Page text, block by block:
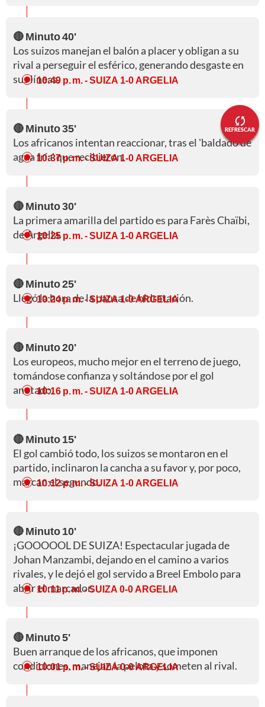
REFRESCAR
🔴 Minuto 40'
Los suizos manejan el balón a placer y obligan a su
rival a perseguir el esférico, generando desgaste en
sus líneas.10:49 p. m. - SUIZA 1-0 ARGELIA
🔴 Minuto 35'
Los africanos intentan reaccionar, tras el 'baldado de
agua fría' que recibieron.
10:37 p. m.- SUIZA 1-0 ARGELIA
🔴 Minuto 30'
La primera amarilla del partido es para Farès Chaïbi,
de Argelia.
10:25 p. m. - SUIZA 1-0 ARGELIA
🔴 Minuto 25'
Llegó la hora de la pausa de hidratación.
10:24 p. m.- SUIZA 1-0 ARGELIA
🔴 Minuto 20'
Los europeos, mucho mejor en el terreno de juego,
tomándose confianza y soltándose por el gol
anotado.10:16 p. m. - SUIZA 1-0 ARGELIA
🔴 Minuto 15'
El gol cambió todo, los suizos se montaron en el
partido, inclinaron la cancha a su favor y, por poco,
marcan el segundo.
10:12 p. m.- SUIZA 1-0 ARGELIA
🔴 Minuto 10'
¡GOOOOOL DE SUIZA! Espectacular jugada de
Johan Manzambi, dejando en el camino a varios
rivales, y le dejó el gol servido a Breel Embolo para
abrir el marcador.
10:11 p. m.- SUIZA 0-0 ARGELIA
🔴 Minuto 5'
Buen arranque de los africanos, que imponen
condiciones, manejan la pelota y someten al rival.
10:01 p. m.- SUIZA 0-0 ARGELIA